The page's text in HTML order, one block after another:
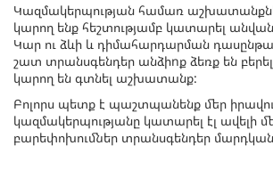
Կազմակերպության համառ
կարող ենք հեշտությամբ կատարել
Կար ու ձևի և դիմահարդարման
շատ տրանսգենդեր անձիnք ձեռք են բերել
կարող են գտնել աշխատանք:
Բոլորս պետք է պաշտպանենք մեր
կազմակերպությանը կատարել էլ ավելի
բարեփոխումներ տրանսգենդեր